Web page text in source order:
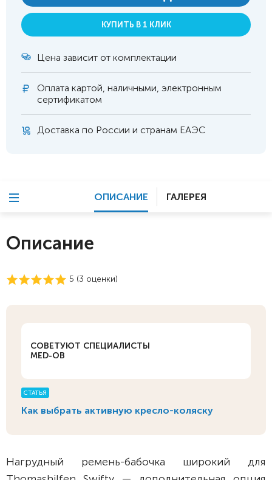
КУПИТЬ В 1 КЛИК
Цена зависит от комплектации
Оплата картой, наличными, электронным
сертификатом
Доставка по России и странам ЕАЭС
ОПИСАНИЕ ГАЛЕРЕЯ
Описание
5 (3 оценки)
СОВЕТУЮТ СПЕЦИАЛИСТЫ
MED-OB
СТАТЬЯ
Как выбрать активную кресло-коляску
Нагрудный ремень-бабочка широкий для